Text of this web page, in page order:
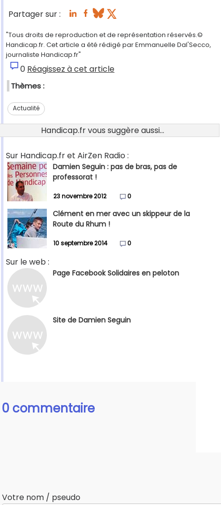
Partager sur :
"Tous droits de reproduction et de représentation réservés.©
Handicap.fr. Cet article a été rédigé par Emmanuelle Dal'Secco,
journaliste Handicap.fr"
0 Réagissez à cet article
Thèmes :
Actualité
Handicap.fr vous suggère aussi...
Sur Handicap.fr et AirZen Radio :
Damien Seguin : pas de bras, pas de
professorat !
23 novembre 2012 0
Clément en mer avec un skippeur de la
Route du Rhum !
10 septembre 2014 0
Sur le web :
Page Facebook Solidaires en peloton
Site de Damien Seguin
0 commentaire
Votre nom / pseudo